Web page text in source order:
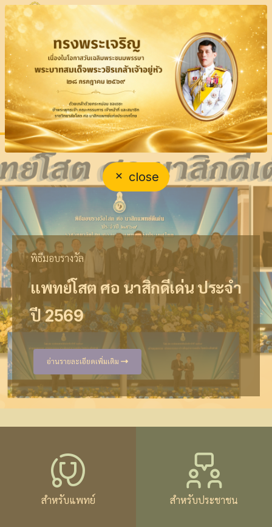
ขอแสดงความยินดี แด่...
รศ.พญ.นันทิการ์ สันสุวรรณ
ประธานวิรัชกิจ ราชวิทยาลัยโสต ศอ นาสิกแพทย์ แห่ง
ประเทศไทย วาระปี 2567-2569 ได้รับโล่ประกาศ
เกียรติคุณ จาก คณะแพทยศาสตร์มหาวิทยาลัยเชียงใหม่
อาจารย์ดีเด่นของคณะแพทยศาสตร์ชั้นคลินิก
อ่านรายละเอียดเพิ่มเติม
ไปใช้สิทธิเลือกตั้งคณะกรรมการ
บริหารวาระ 2570-2572 นอก
สถาบัน
ออนไลน์ ผ่านระบบ "แพทยสภา" ในวันที่15 กรกฎาคม
2569 ถึง วันที่ 8 ตุลาคม 2569
อ่านรายละเอียดเพิ่มเติม
พิธีมอบรางวัล
แพทย์โสต ศอ นาสิกดีเด่น ประจำ
ปี 2569
อ่านรายละเอียดเพิ่มเติม
งานประชุมวิชาการประจำปี ราชวิทยาลัยโสต ศอ นาสิก
แพทย์แห่งประเทศไทย
ครั้งที่ 1/2569 RCOT 2026
"Beyond the Routine"
6 - 8 พฤษภาคม 2569 ณ โรงแรมดุสิตธานี พัทยา ชลบุรี
ประเทศไทย
อ่านรายละเอียดเพิ่มเติม
สำหรับแพทย์ สำหรับประชาชน
close